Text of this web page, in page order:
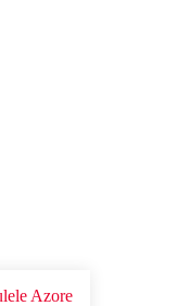
DE NERATAT
Azore